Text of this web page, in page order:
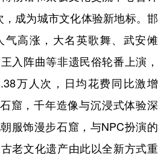
成为城市文化体验新地标。邯
气高涨，大名英歌舞、武安傩
入阵曲等非遗民俗轮番上演，
万人次，日均花费同比激增
窟，千年造像与沉浸式体验深
服饰漫步石窟，与NPC扮演的
老文化遗产由此以全新方式重